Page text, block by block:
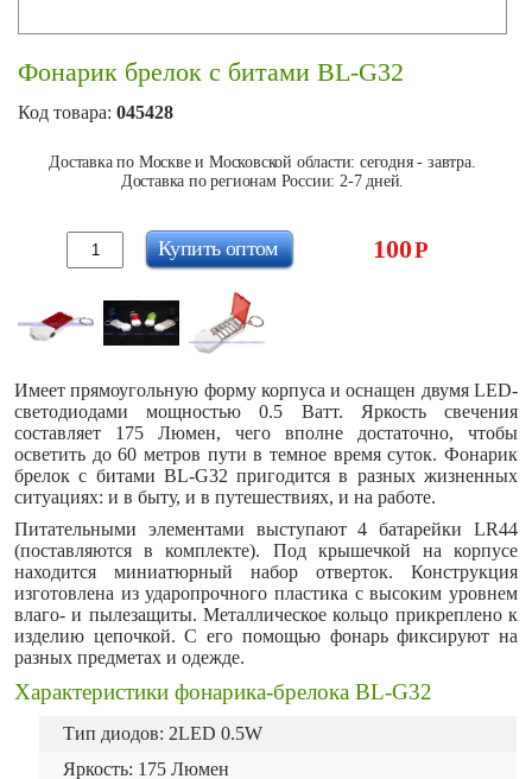
Фонарик брелок с битами BL-G32
Код товара: 045428
Доставка по Москве и Московской области: сегодня - завтра.
Доставка по регионам России: 2-7 дней.
100Р
Купить оптом
Имеет прямоугольную форму корпуса и оснащен двумя LED-
светодиодами мощностью 0.5 Ватт. Яркость свечения
составляет 175 Люмен, чего вполне достаточно, чтобы
осветить до 60 метров пути в темное время суток. Фонарик
брелок с битами BL-G32 пригодится в разных жизненных
ситуациях: и в быту, и в путешествиях, и на работе.
Питательными элементами выступают 4 батарейки LR44
(поставляются в комплекте). Под крышечкой на корпусе
находится миниатюрный набор отверток. Конструкция
изготовлена из ударопрочного пластика с высоким уровнем
влаго- и пылезащиты. Металлическое кольцо прикреплено к
изделию цепочкой. С его помощью фонарь фиксируют на
разных предметах и одежде.
Характеристики фонарика-брелока BL-G32
Тип диодов: 2LED 0.5W
Яркость: 175 Люмен